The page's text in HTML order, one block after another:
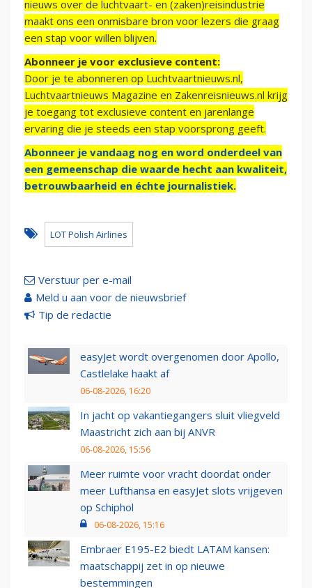
nieuws over de luchtvaart- en (zaken)reisindustrie
maakt ons een onmisbare bron voor lezers die graag
een stap voor willen blijven.
Abonneer je voor exclusieve content:
Door je te abonneren op Luchtvaartnieuws.nl,
Luchtvaartnieuws Magazine en Zakenreisnieuws.nl krijg
je toegang tot exclusieve content en jarenlange
ervaring die je steeds een stap voorsprong geeft.
Abonneer je vandaag nog en word onderdeel van
een gemeenschap die waarde hecht aan kwaliteit,
betrouwbaarheid en échte journalistiek.
LOT Polish Airlines
Verstuur per e-mail
Meld u aan voor de nieuwsbrief
Tip de redactie
easyJet wordt overgenomen door Apollo,
Castlelake haakt af
06-08-2026, 16:20
In jacht op vakantiegangers sluit vliegveld
Maastricht zich aan bij ANVR
06-08-2026, 15:56
Meer ruimte voor vracht doordat onder
meer Lufthansa en easyJet slots vrijgeven
op Schiphol
06-08-2026, 15:16
Embraer E195-E2 biedt LATAM kansen:
maatschappij zet in op nieuwe
bestemmingen